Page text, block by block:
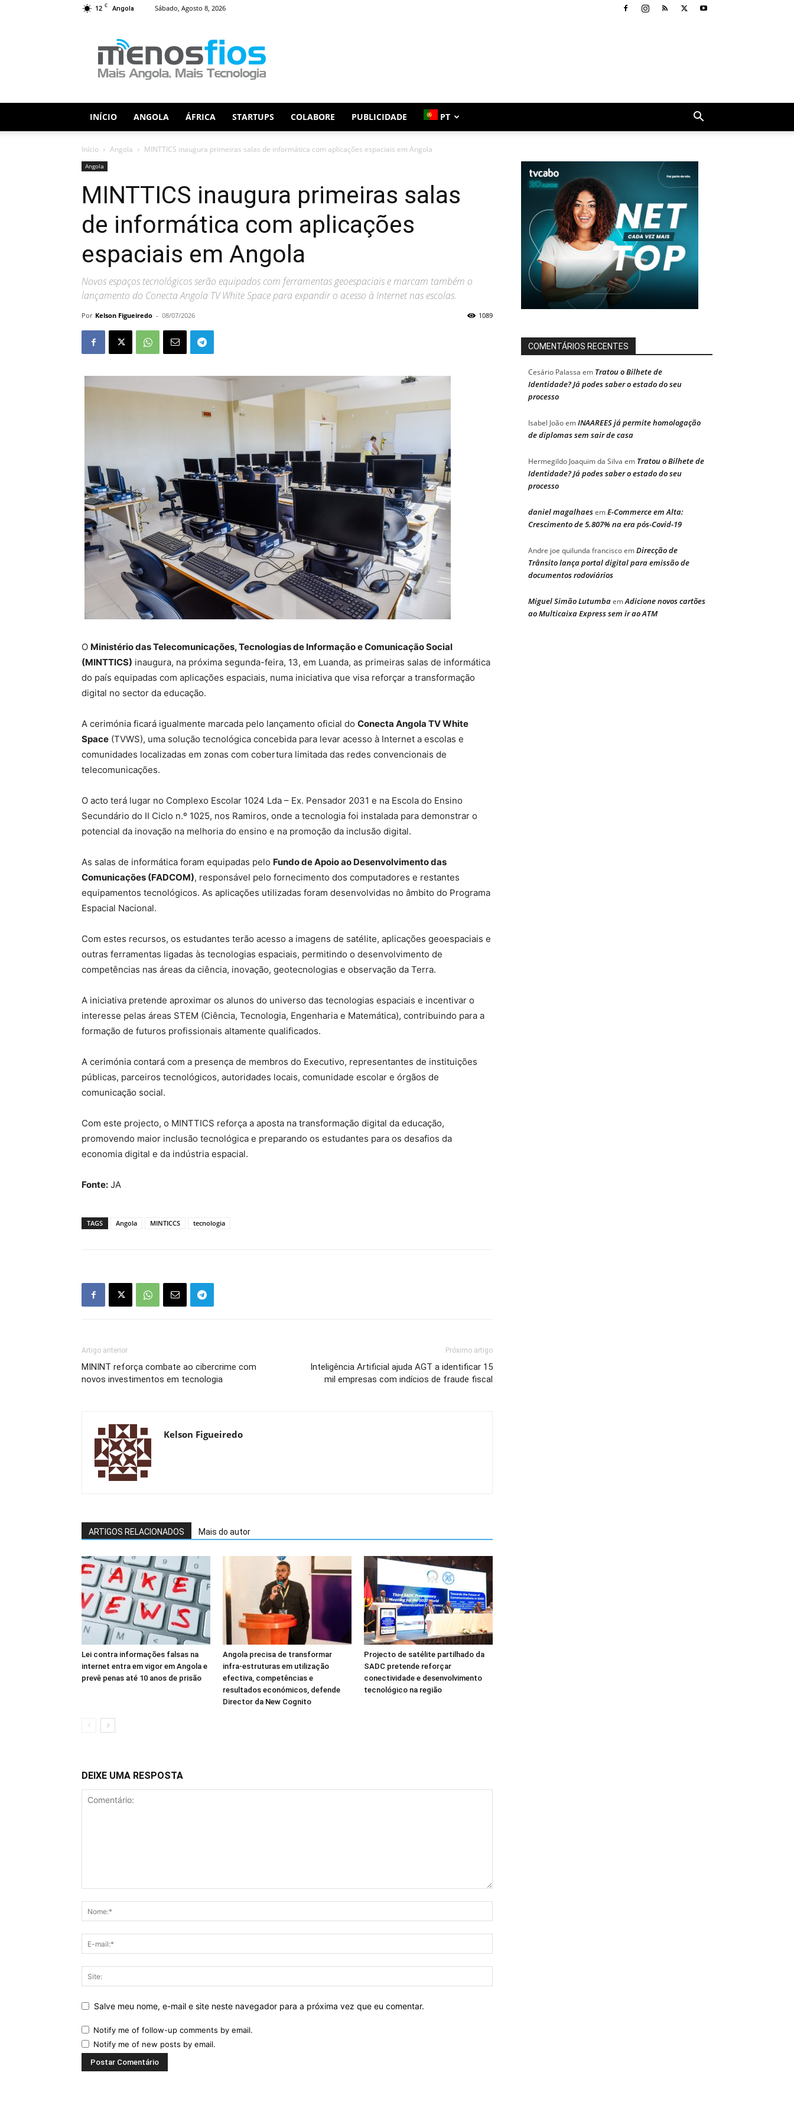
12 C Angola Sábado, Agosto 8, 2026
Fios
INÍCIO ANGOLA ÁFRICA STARTUPS COLABORE PUBLICIDADE PT
Início Angola MINTTICS inaugura primeiras salas de informática com aplicações espaciais em Angola
Angola
MINTTICS inaugura primeiras salas
de informática com aplicações
espaciais em Angola
Novos espaços tecnológicos serão equipados com ferramentas geoespaciais e marcam também o
lançamento do Conecta Angola TV White Space para expandir o acesso à Internet nas escolas.
Por Kelson Figueiredo - 08/07/2026 1089
O Ministério das Telecomunicações, Tecnologias de Informação e Comunicação Social
(MINTTICS) inaugura, na próxima segunda-feira, 13, em Luanda, as primeiras salas de informática
do país equipadas com aplicações espaciais, numa iniciativa que visa reforçar a transformação
digital no sector da educação.
A cerimónia ficará igualmente marcada pelo lançamento oficial do Conecta Angola TV White
Space (TVWS), uma solução tecnológica concebida para levar acesso à Internet a escolas e
comunidades localizadas em zonas com cobertura limitada das redes convencionais de
telecomunicações.
O acto terá lugar no Complexo Escolar 1024 Lda – Ex. Pensador 2031 e na Escola do Ensino
Secundário do II Ciclo n.º 1025, nos Ramiros, onde a tecnologia foi instalada para demonstrar o
potencial da inovação na melhoria do ensino e na promoção da inclusão digital.
As salas de informática foram equipadas pelo Fundo de Apoio ao Desenvolvimento das
Comunicações (FADCOM), responsável pelo fornecimento dos computadores e restantes
equipamentos tecnológicos. As aplicações utilizadas foram desenvolvidas no âmbito do Programa
Espacial Nacional.
Com estes recursos, os estudantes terão acesso a imagens de satélite, aplicações geoespaciais e
outras ferramentas ligadas às tecnologias espaciais, permitindo o desenvolvimento de
competências nas áreas da ciência, inovação, geotecnologias e observação da Terra.
A iniciativa pretende aproximar os alunos do universo das tecnologias espaciais e incentivar o
interesse pelas áreas STEM (Ciência, Tecnologia, Engenharia e Matemática), contribuindo para a
formação de futuros profissionais altamente qualificados.
A cerimónia contará com a presença de membros do Executivo, representantes de instituições
públicas, parceiros tecnológicos, autoridades locais, comunidade escolar e órgãos de
comunicação social.
Com este projecto, o MINTTICS reforça a aposta na transformação digital da educação,
promovendo maior inclusão tecnológica e preparando os estudantes para os desafios da
economia digital e da indústria espacial.
Fonte: JA
TAGS Angola MINTICCS tecnologia
Artigo anterior
MININT reforça combate ao cibercrime com
novos investimentos em tecnologia
Próximo artigo
Inteligência Artificial ajuda AGT a identificar 15
mil empresas com indícios de fraude fiscal
Kelson Figueiredo
ARTIGOS RELACIONADOS Mais do autor
Lei contra informações falsas na
internet entra em vigor em Angola e
prevê penas até 10 anos de prisão
Angola precisa de transformar
infra-estruturas em utilização
efectiva, competências e
resultados económicos, defende
Director da New Cognito
Projecto de satélite partilhado da
SADC pretende reforçar
conectividade e desenvolvimento
tecnológico na região
DEIXE UMA RESPOSTA
Salve meu nome, e-mail e site neste navegador para a próxima vez que eu comentar.
Notify me of follow-up comments by email.
Notify me of new posts by email.
COMENTÁRIOS RECENTES
Cesário Palassa em Tratou o Bilhete de
Identidade? Já podes saber o estado do seu
processo
Isabel JoãoemINAAREES já permite homologação
de diplomas sem sair de casa
Hermegildo Joaquim da Silva em Tratou o Bilhete de
Identidade? Já podes saber o estado do seu
processo
daniel magalhaesemE-Commerce em Alta:
Crescimento de 5.807% na era pós-Covid-19
Andre joe quilunda franciscoemDirecção de
Trânsito lança portal digital para emissão de
documentos rodoviários
Miguel Simão LutumbaemAdicione novos cartões
ao Multicaixa Express sem ir ao ATM